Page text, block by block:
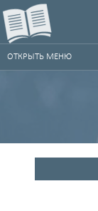
ОТКРЫТЬ МЕНЮ